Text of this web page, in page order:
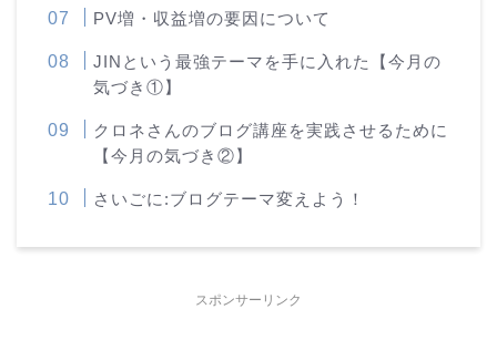
PV増・収益増の要因について
JINという最強テーマを手に入れた【今月の
気づき①】
クロネさんのブログ講座を実践させるために
【今月の気づき②】
さいごに:ブログテーマ変えよう！
スポンサーリンク